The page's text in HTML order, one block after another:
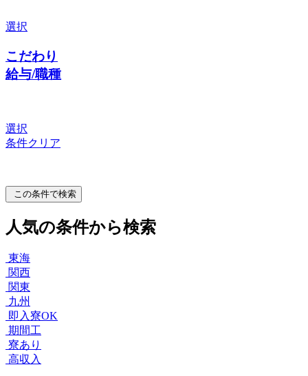
選択
こだわり
給与/職種
選択
条件クリア
この条件で検索
人気の条件から検索
東海
関西
関東
九州
即入寮OK
期間工
寮あり
高収入